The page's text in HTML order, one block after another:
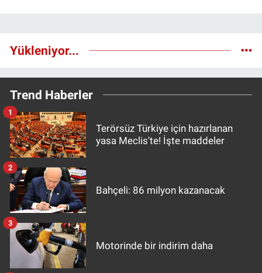
Yükleniyor...
Trend Haberler
Terörsüz Türkiye için hazırlanan
yasa Meclis'te! İşte maddeler
1
Bahçeli: 86 milyon kazanacak
2
Motorinde bir indirim daha
3